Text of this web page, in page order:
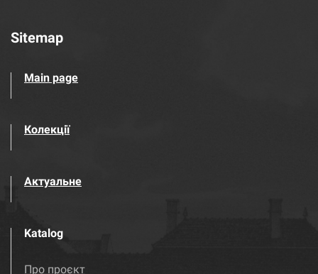
Sitemap
Main page
Колекції
Актуальне
Katalog
Про проєкт